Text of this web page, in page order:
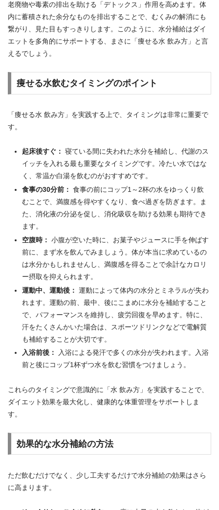
老廃物や毒素の排出を助ける「デトックス」作用を高めます。体
内に蓄積された余分なものを排出することで、むくみの解消にも
繋がり、見た目もすっきりします。このように、水分補給はダイ
エットを多角的にサポートする、まさに「痩せる水 飲み方」と言
えるでしょう。
痩せる水飲むタイミングのポイント
「痩せる水 飲み方」を実践する上で、タイミングは非常に重要で
す。
起床後すぐ： 寝ている間に失われた水分を補給し、代謝のス
イッチを入れる最も重要なタイミングです。冷たい水ではな
く、常温か白湯を飲むのがおすすめです。
食事の30分前： 食事の前にコップ1～2杯の水をゆっくり飲
むことで、満腹感を得やすくなり、食べ過ぎを防ぎます。ま
た、消化液の分泌を促し、消化吸収を助ける効果も期待でき
ます。
空腹時： 小腹が空いた時に、お菓子やジュースに手を伸ばす
前に、まず水を飲んでみましょう。体が本当に求めているの
は水分かもしれませんし、満腹感を得ることで余計なカロリ
ー摂取を抑えられます。
運動中、運動後： 運動によって体内の水分とミネラルが失わ
れます。運動の前、最中、後にこまめに水分を補給すること
で、パフォーマンスを維持し、疲労回復を早めます。特に、
汗をたくさんかいた場合は、スポーツドリンクなどで電解質
も補給することが大切です。
入浴前後：
入浴による発汗で多くの水分が失われます。入浴
前と後にコップ1杯ずつ水を飲む習慣をつけましょう。
これらのタイミングで意識的に「水 飲み方」を実践することで、
ダイエット効果を最大化し、健康的な体重管理をサポートしま
す。
効果的な水分補給の方法
ただ飲むだけでなく、少し工夫するだけで水分補給の効果はさら
に高まります。